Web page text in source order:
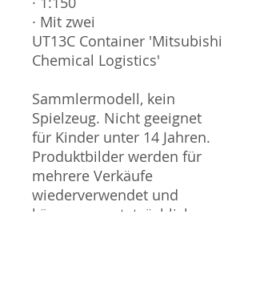
· Mit zwei
UT13C Container 'Mitsubishi
Chemical Logistics'
Sammlermodell, kein
Spielzeug. Nicht geeignet
für Kinder unter 14 Jahren.
Produktbilder werden für
mehrere Verkäufe
wiederverwendet und
können vom tatsächlichen